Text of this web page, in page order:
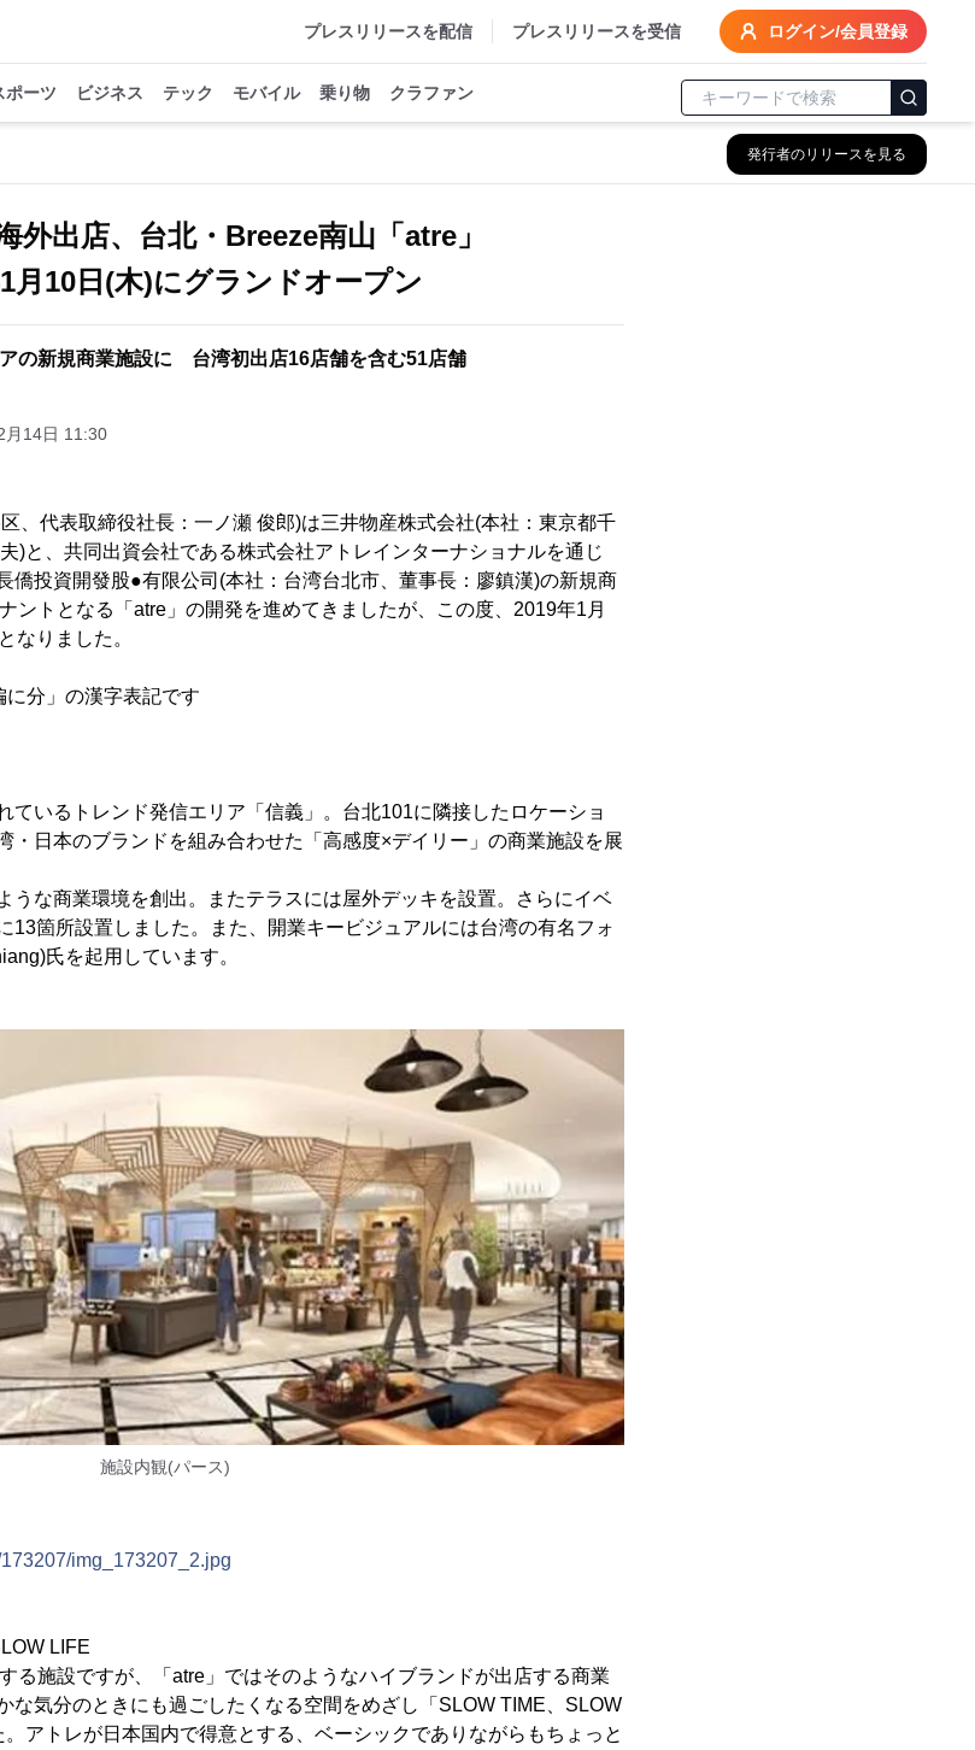
プレスリリースを配信 プレスリリースを受信 ログイン/会員登録
ポーツ ビジネス テック モバイル 乗り物 クラファン
発行者のリリースを見る
外出店、台北・Breeze南山「atre」
月10日(木)にグランドオープン
の新規商業施設に 台湾初出店16店舗を含む51店舗
月14日 11:30
、代表取締役社長：一ノ瀬 俊郎)は三井物産株式会社(本社：東京都千
)と、共同出資会社である株式会社アトレインターナショナルを通じ
僑投資開發股●有限公司(本社：台湾台北市、董事長：廖鎮漢)の新規商
ントとなる「atre」の開発を進めてきましたが、この度、2019年1月
なりました。
分」の漢字表記です
ているトレンド発信エリア「信義」。台北101に隣接したロケーショ
・日本のブランドを組み合わせた「高感度×デイリー」の商業施設を展
うな商業環境を創出。またテラスには屋外デッキを設置。さらにイベ
13箇所設置しました。また、開業キービジュアルには台湾の有名フォ
氏を起用しています。
施設内観(パース)
img_173207_2.jpg
LIFE
る施設ですが、「atre」ではそのようなハイブランドが出店する商業
な気分のときにも過ごしたくなる空間をめざし「SLOW TIME、SLOW
アトレが日本国内で得意とする、ベーシックでありながらもちょっと